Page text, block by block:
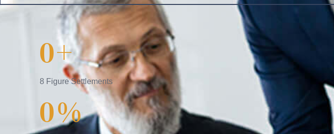
0+
8 Figure Settlements
0%